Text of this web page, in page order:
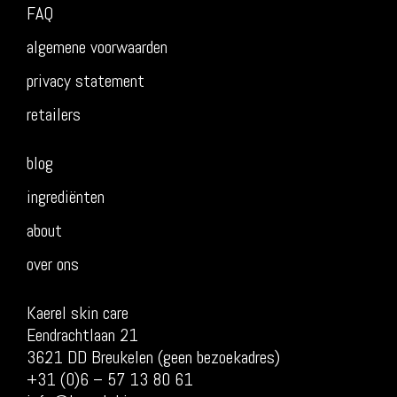
FAQ
algemene voorwaarden
privacy statement
retailers
blog
ingrediënten
about
over ons
Kaerel skin care
Eendrachtlaan 21
3621 DD Breukelen (geen bezoekadres)
+31 (0)6 – 57 13 80 61